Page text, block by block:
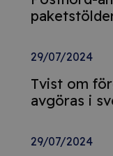
29/07/2024
Tvist om
avgöras i
29/07/2024